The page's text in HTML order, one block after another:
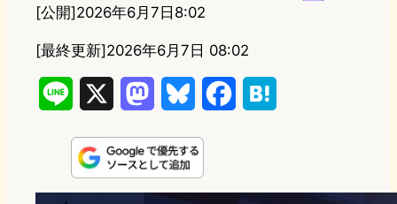
[公開]2026年6月7日8:02
[最終更新]2026年6月7日 08:02
n
e
s
t
u
e
e
e